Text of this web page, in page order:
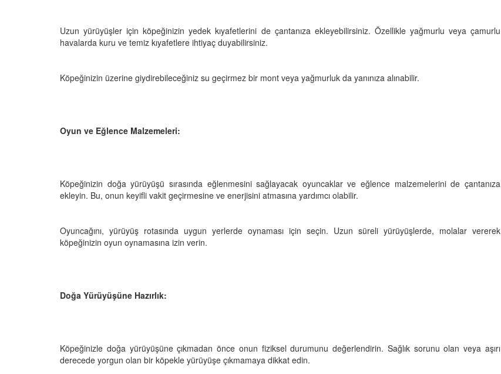
Uzun yürüyüşler için köpeğinizin yedek kıyafetlerini de çantanıza ekleyebilirsiniz. Özellikle yağmurlu veya çamurlu
havalarda kuru ve temiz kıyafetlere ihtiyaç duyabilirsiniz.
Köpeğinizin üzerine giydirebileceğiniz su geçirmez bir mont veya yağmurluk da yanınıza alınabilir.
Oyun ve Eğlence Malzemeleri:
Köpeğinizin doğa yürüyüşü sırasında eğlenmesini sağlayacak oyuncaklar ve eğlence malzemelerini de çantanıza
ekleyin. Bu, onun keyifli vakit geçirmesine ve enerjisini atmasına yardımcı olabilir.
Oyuncağını, yürüyüş rotasında uygun yerlerde oynaması için seçin. Uzun süreli yürüyüşlerde, molalar vererek
köpeğinizin oyun oynamasına izin verin.
Doğa Yürüyüşüne Hazırlık:
Köpeğinizle doğa yürüyüşüne çıkmadan önce onun fiziksel durumunu değerlendirin. Sağlık sorunu olan veya aşırı
derecede yorgun olan bir köpekle yürüyüşe çıkmamaya dikkat edin.